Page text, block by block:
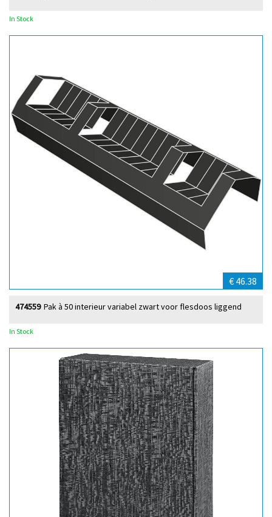
In Stock
€ 46.38
Pak à 50 interieur variabel zwart voor flesdoos liggend
474559
In Stock